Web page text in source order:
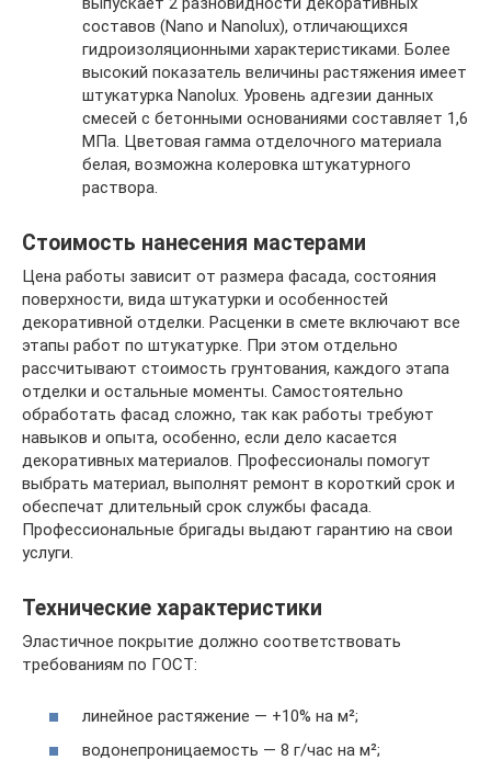
составов (Nano и Nanolux), отличающихся
гидроизоляционными характеристиками. Более
высокий показатель величины растяжения имеет
штукатурка Nanolux. Уровень адгезии данных
смесей с бетонными основаниями составляет 1,6
МПа. Цветовая гамма отделочного материала
белая, возможна колеровка штукатурного
раствора.
Стоимость нанесения мастерами
Цена работы зависит от размера фасада, состояния
поверхности, вида штукатурки и особенностей
декоративной отделки. Расценки в смете включают все
этапы работ по штукатурке. При этом отдельно
рассчитывают стоимость грунтования, каждого этапа
отделки и остальные моменты. Самостоятельно
обработать фасад сложно, так как работы требуют
навыков и опыта, особенно, если дело касается
декоративных материалов. Профессионалы помогут
выбрать материал, выполнят ремонт в короткий срок и
обеспечат длительный срок службы фасада.
Профессиональные бригады выдают гарантию на свои
услуги.
Технические характеристики
Эластичное покрытие должно соответствовать
требованиям по ГОСТ:
линейное растяжение — +10% на м²;
водонепроницаемость — 8 г/час на м²;